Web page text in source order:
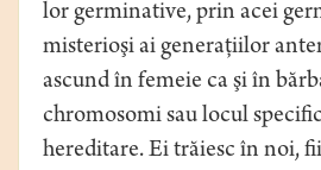
lor germinative, prin acei
misterioşi ai generaţiilor
ascund în femeie ca şi în
chromosomi sau locul
hereditare. Ei trăiesc în noi,